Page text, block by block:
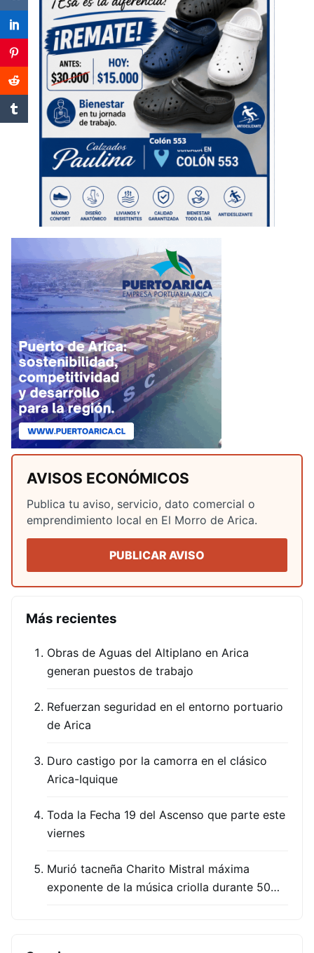
AVISOS ECONÓMICOS
Publica tu aviso, servicio, dato comercial o
emprendimiento local en El Morro de Arica.
PUBLICAR AVISO
Más recientes
Obras de Aguas del Altiplano en Arica
generan puestos de trabajo
Refuerzan seguridad en el entorno portuario
de Arica
Duro castigo por la camorra en el clásico
Arica-Iquique
Toda la Fecha 19 del Ascenso que parte este
viernes
Murió tacneña Charito Mistral máxima
exponente de la música criolla durante 50…